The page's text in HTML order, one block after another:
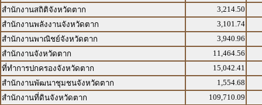
สำนักงานสถิติจังหวัดตาก
3,214.50
สำนักงานพลังงานจังหวัดตาก
3,101.74
สำนักงานพาณิชย์จังหวัดตาก
3,940.96
สำนักงานจังหวัดตาก
11,464.56
ที่ทำการปกครองจังหวัดตาก
15,042.41
สำนักงานพัฒนาชุมชนจังหวัดตาก
1,554.68
สำนักงานที่ดินจังหวัดตาก
109,710.09